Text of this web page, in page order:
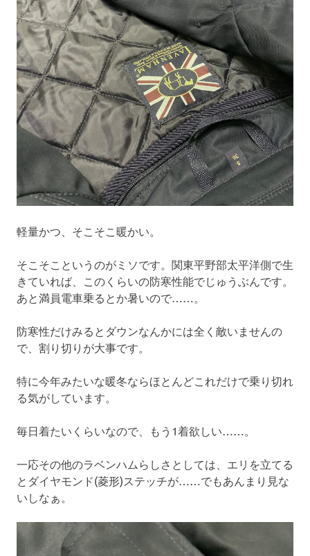
軽量かつ、そこそこ暖かい。
そこそこというのがミソです。関東平野部太平洋側で生
きていれば、このくらいの防寒性能でじゅうぶんです。
あと満員電車乗るとか暑いので……。
防寒性だけみるとダウンなんかには全く敵いませんの
で、割り切りが大事です。
特に今年みたいな暖冬ならほとんどこれだけで乗り切れ
る気がしています。
毎日着たいくらいなので、もう1着欲しい……。
一応その他のラベンハムらしさとしては、エリを立てる
とダイヤモンド(菱形)ステッチが……でもあんまり見な
いしなぁ。